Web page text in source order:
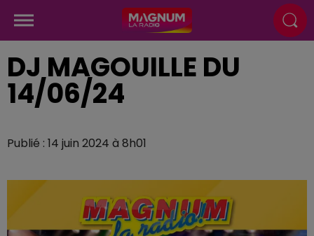
DJ MAGOUILLE DU
14/06/24
Publié : 14 juin 2024 à 8h01